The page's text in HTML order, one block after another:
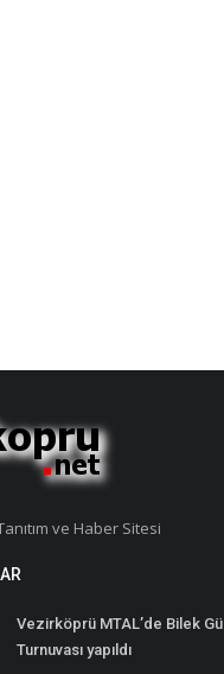
ve Haber Sitesi
Vezirköprü MTAL’de Bilek
Turnuvası yapıldı